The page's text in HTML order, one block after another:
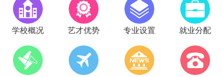
学校概况 艺才优势 专业设置 就业分配
于晶微 电子商务 黑龙江讷河
刘林宽 加工中心 河南周口